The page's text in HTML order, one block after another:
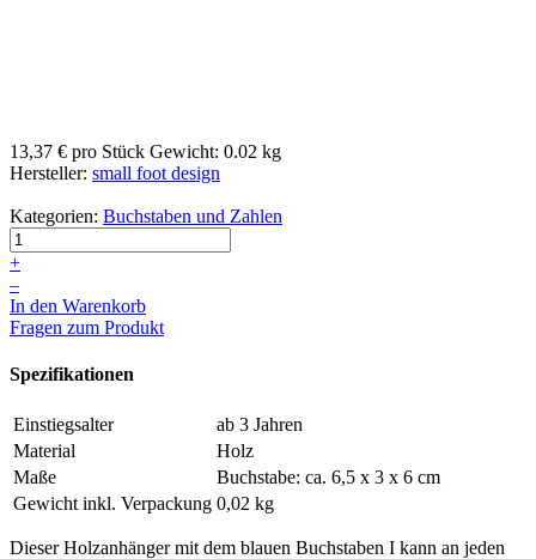
13,37 € pro Stück Gewicht: 0.02 kg
Hersteller: small foot design
Kategorien: Buchstaben und Zahlen
+
–
In den Warenkorb
Fragen zum Produkt
Spezifikationen
Einstiegsalter
ab 3 Jahren
Material
Holz
Maße
Buchstabe: ca. 6,5 x 3 x 6 cm
Gewicht inkl. Verpackung 0,02 kg
Dieser Holzanhänger mit dem blauen Buchstaben I kann an jeden